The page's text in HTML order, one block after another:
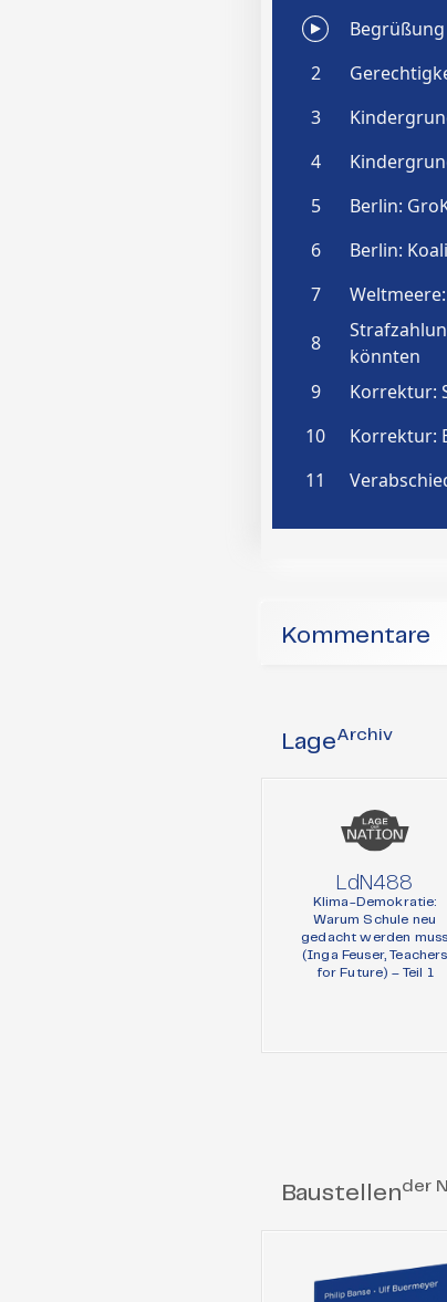
Kommentare
LageArchiv
LdN488
Klima-Demokratie:
Warum Schule neu
gedacht werden muss
(Inga Feuser, Teachers
for Future) – Teil 1
Baustellender